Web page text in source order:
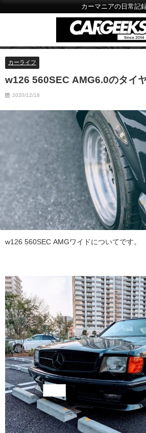
カーマニアの日常記
カーライフ
w126 560SEC AMG6.0のタイ
2020/12/18
w126 560SEC AMGワイドについてです。